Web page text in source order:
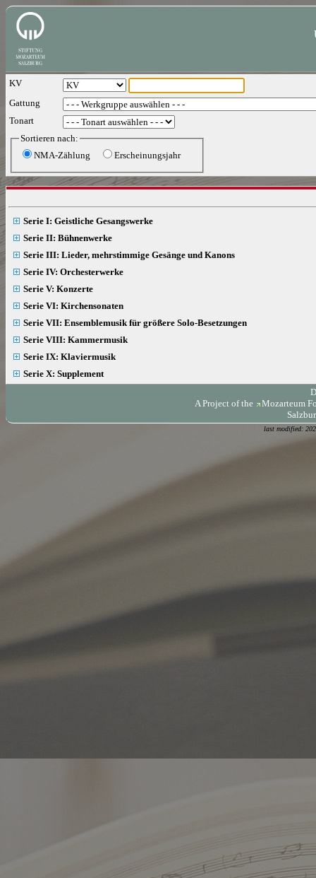
KV
Gattung
Tonart
Sortieren nach:
NMA-Zählung
Erscheinungsjahr
Serie I: Geistliche Gesangswerke
Serie II: Bühnenwerke
Serie III: Lieder, mehrstimmige Gesänge und Kanons
Serie IV: Orchesterwerke
Serie V: Konzerte
Serie VI: Kirchensonaten
Serie VII: Ensemblemusik für größere Solo-Besetzungen
Serie VIII: Kammermusik
Serie IX: Klaviermusik
Serie X: Supplement
A Project of the
Mozarteum
last modified: